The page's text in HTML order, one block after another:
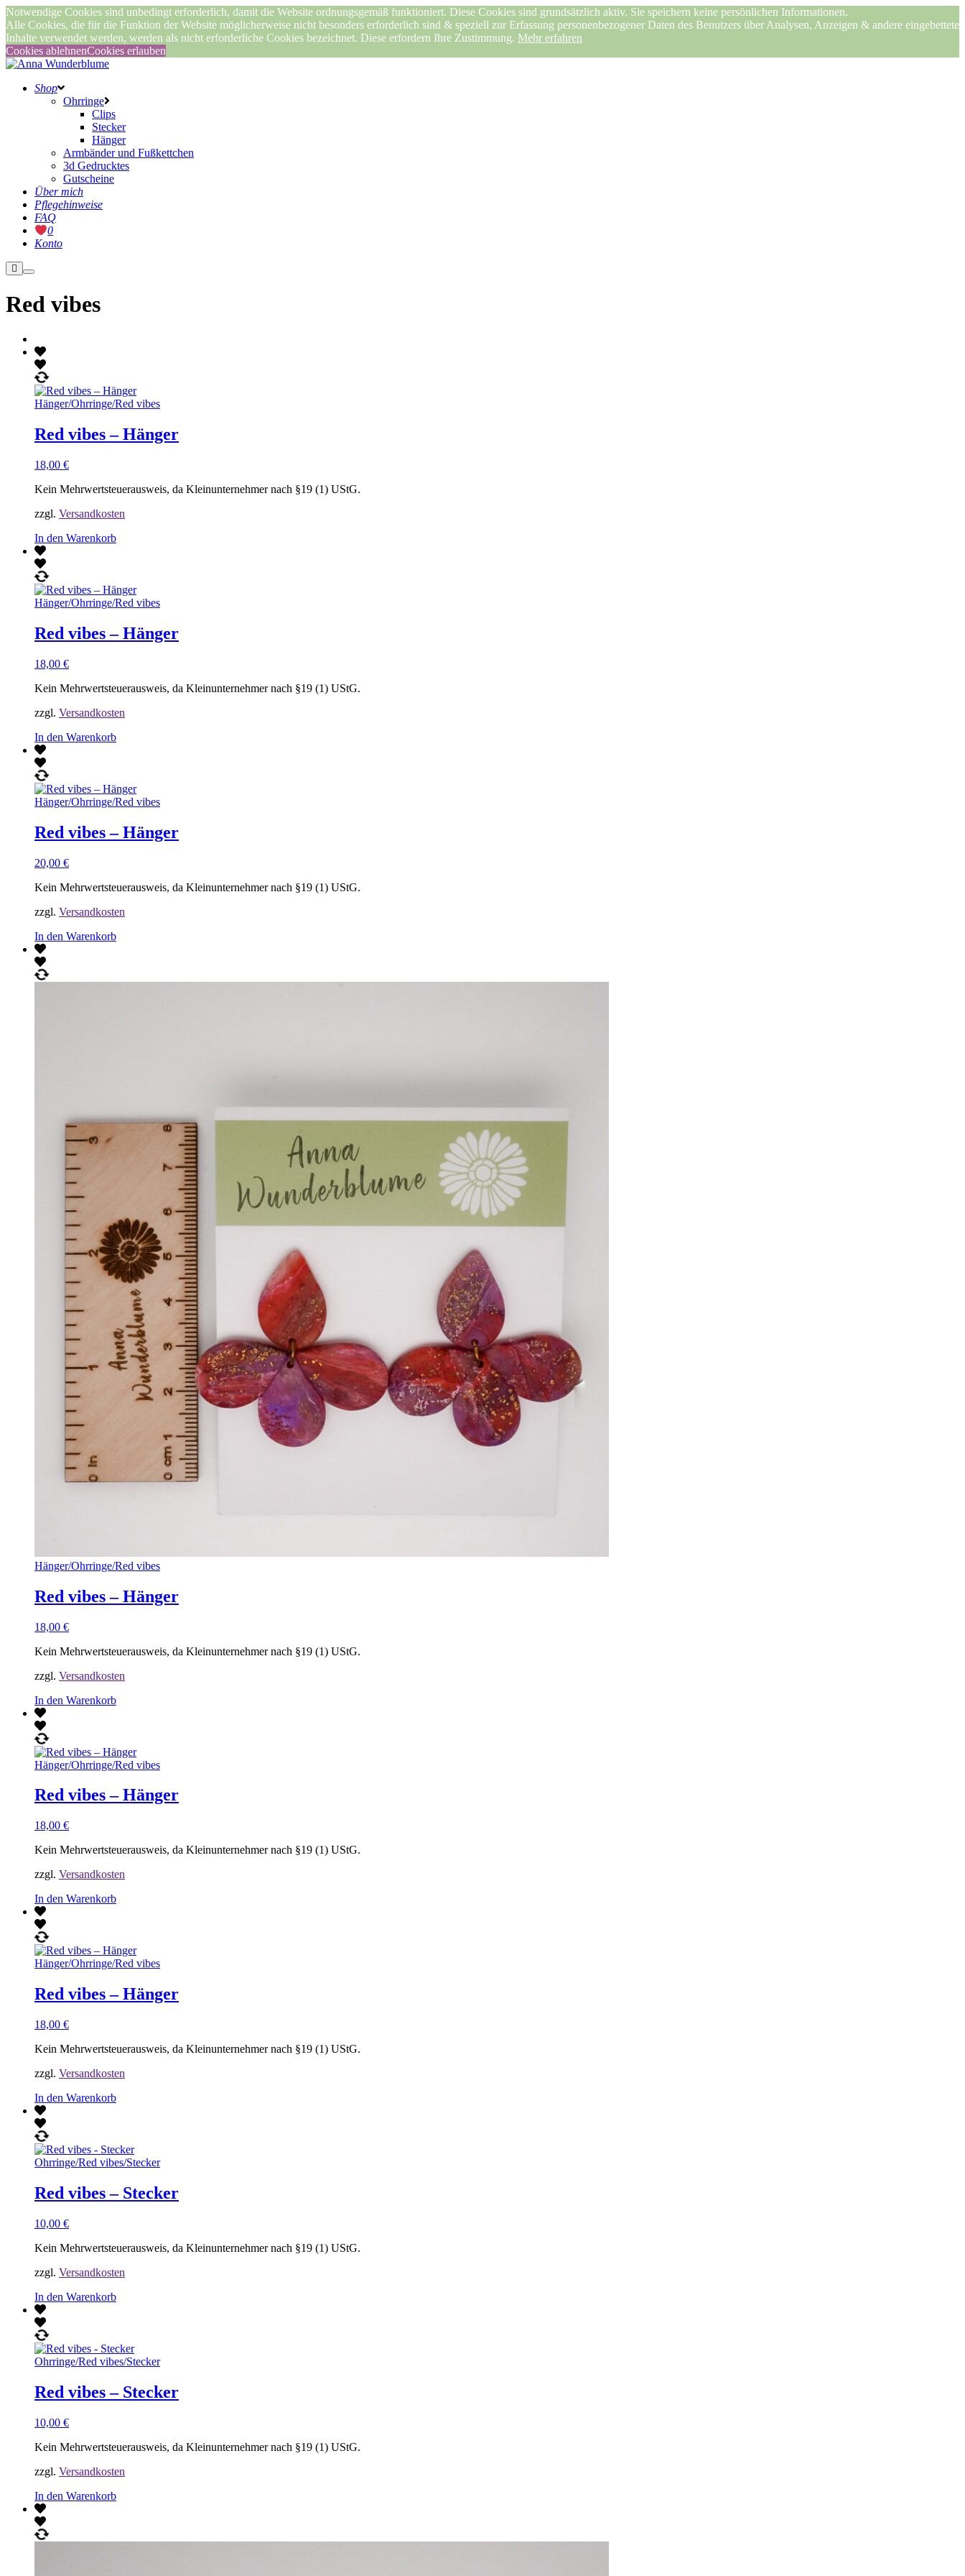
Notwendige Cookies sind unbedingt erforderlich, damit die Website ordnungsgemäß funktioniert. Diese Cookies sind grundsätzlich aktiv. Sie speichern keine persönlichen Informationen.
Alle Cookies, die für die Funktion der Website möglicherweise nicht besonders erforderlich sind & speziell zur Erfassung personenbezogener Daten des Benutzers über Analysen, Anzeigen & andere eingebettete
Inhalte verwendet werden, werden als nicht erforderliche Cookies bezeichnet. Diese erfordern Ihre Zustimmung. Mehr erfahren
Cookies ablehnenCookies erlauben
Shop
Ohrringe
Clips
Stecker
Hänger
Armbänder und Fußkettchen
3d Gedrucktes
Gutscheine
Über mich
Pflegehinweise
FAQ
0
Konto
Weitere
Informationen
Hauptmenü
Red vibes
Hänger/Ohrringe/Red vibes
Red vibes – Hänger
18,00 €
Kein Mehrwertsteuerausweis, da Kleinunternehmer nach §19 (1) UStG.
zzgl. Versandkosten
In den Warenkorb
Hänger/Ohrringe/Red vibes
Red vibes – Hänger
18,00 €
Kein Mehrwertsteuerausweis, da Kleinunternehmer nach §19 (1) UStG.
zzgl. Versandkosten
In den Warenkorb
Hänger/Ohrringe/Red vibes
Red vibes – Hänger
20,00 €
Kein Mehrwertsteuerausweis, da Kleinunternehmer nach §19 (1) UStG.
zzgl. Versandkosten
In den Warenkorb
Hänger/Ohrringe/Red vibes
Red vibes – Hänger
18,00 €
Kein Mehrwertsteuerausweis, da Kleinunternehmer nach §19 (1) UStG.
zzgl. Versandkosten
In den Warenkorb
Hänger/Ohrringe/Red vibes
Red vibes – Hänger
18,00 €
Kein Mehrwertsteuerausweis, da Kleinunternehmer nach §19 (1) UStG.
zzgl. Versandkosten
In den Warenkorb
Hänger/Ohrringe/Red vibes
Red vibes – Hänger
18,00 €
Kein Mehrwertsteuerausweis, da Kleinunternehmer nach §19 (1) UStG.
zzgl. Versandkosten
In den Warenkorb
Ohrringe/Red vibes/Stecker
Red vibes – Stecker
10,00 €
Kein Mehrwertsteuerausweis, da Kleinunternehmer nach §19 (1) UStG.
zzgl. Versandkosten
In den Warenkorb
Ohrringe/Red vibes/Stecker
Red vibes – Stecker
10,00 €
Kein Mehrwertsteuerausweis, da Kleinunternehmer nach §19 (1) UStG.
zzgl. Versandkosten
In den Warenkorb